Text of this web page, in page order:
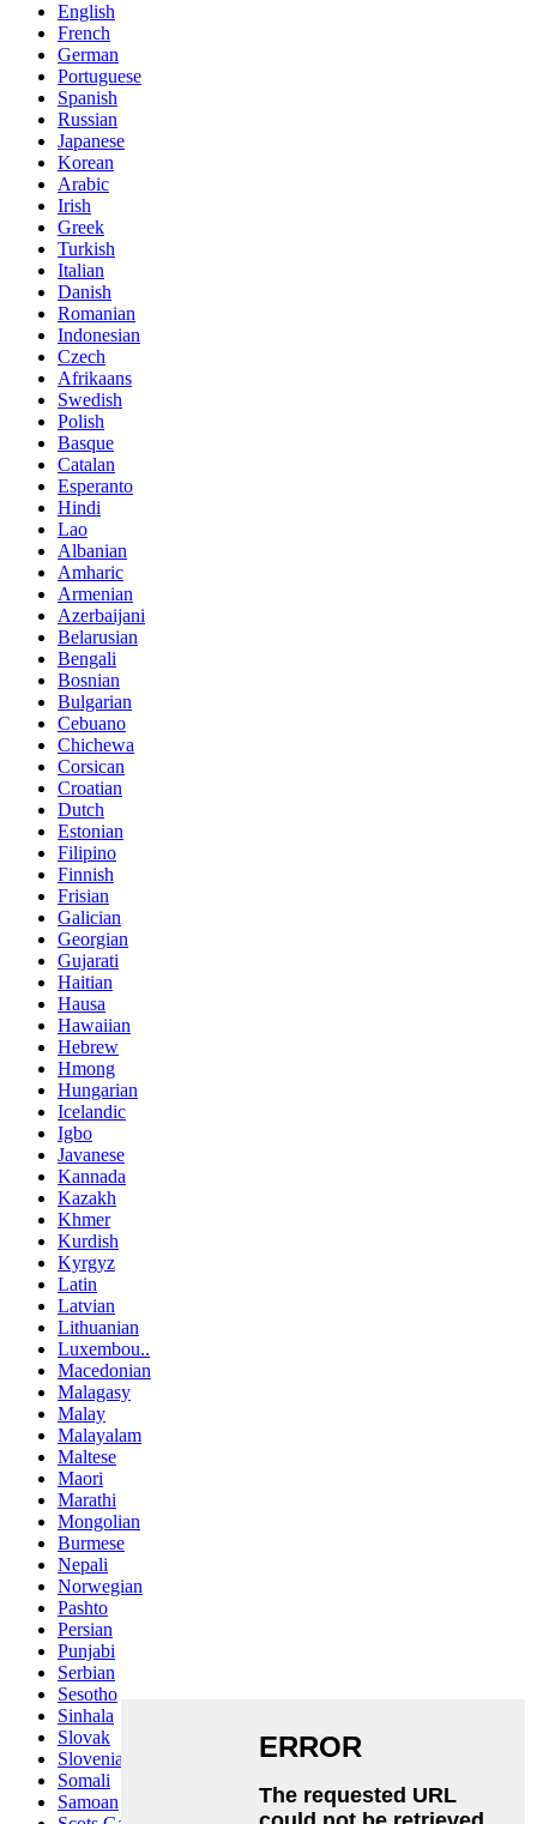
English
French
German
Portuguese
Spanish
Russian
Japanese
Korean
Arabic
Irish
Greek
Turkish
Italian
Danish
Romanian
Indonesian
Czech
Afrikaans
Swedish
Polish
Basque
Catalan
Esperanto
Hindi
Lao
Albanian
Amharic
Armenian
Azerbaijani
Belarusian
Bengali
Bosnian
Bulgarian
Cebuano
Chichewa
Corsican
Croatian
Dutch
Estonian
Filipino
Finnish
Frisian
Galician
Georgian
Gujarati
Haitian
Hausa
Hawaiian
Hebrew
Hmong
Hungarian
Icelandic
Igbo
Javanese
Kannada
Kazakh
Khmer
Kurdish
Kyrgyz
Latin
Latvian
Lithuanian
Luxembou..
Macedonian
Malagasy
Malay
Malayalam
Maltese
Maori
Marathi
Mongolian
Burmese
Nepali
Norwegian
Pashto
Persian
Punjabi
Serbian
Sesotho
Sinhala
Slovak
Slovenian
Somali
Samoan